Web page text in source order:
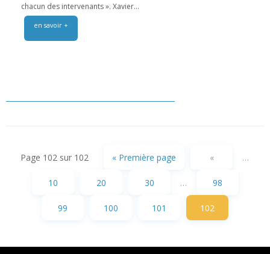
chacun des intervenants ». Xavier...
en savoir +
Page 102 sur 102 « Première page « …
10 20 30 … 98
99 100 101 102